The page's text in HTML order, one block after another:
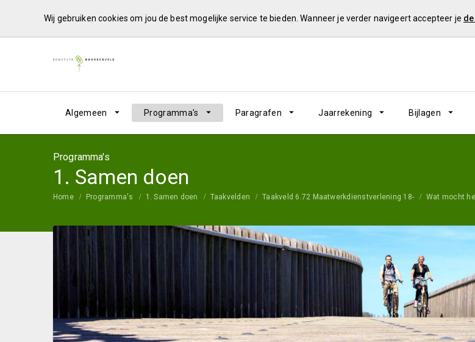
Wij gebruiken cookies om jou de best mogelijke service te bieden. Wanneer je verder navigeert accepteer je
Algemeen Programma's Paragrafen Jaarrekening Bijlagen
Programma's
1. Samen doen
Home Programma's 1. Samen doen Taakvelden Taakveld 6.72 Maatwerkdienstverlening 18- Wat mocht